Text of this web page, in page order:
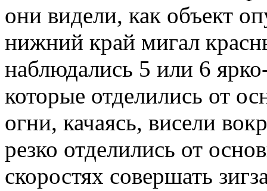
они видели, как объект
нижний край мигал
наблюдались 5 или 6
которые отделились от
огни, качаясь, висели
резко отделились от
скоростях совершать